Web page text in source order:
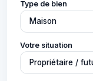
Type de bien
Votre situation